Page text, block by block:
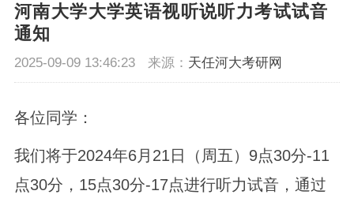
河南大学大学英语视听说听力考试试音
通知
2025-09-09 13:46:23 来源： 天任河大考研网
各位同学：
我们将于2024年6月21日（周五）9点30分-11
点30分，15点30分-17点进行听力试音，通过